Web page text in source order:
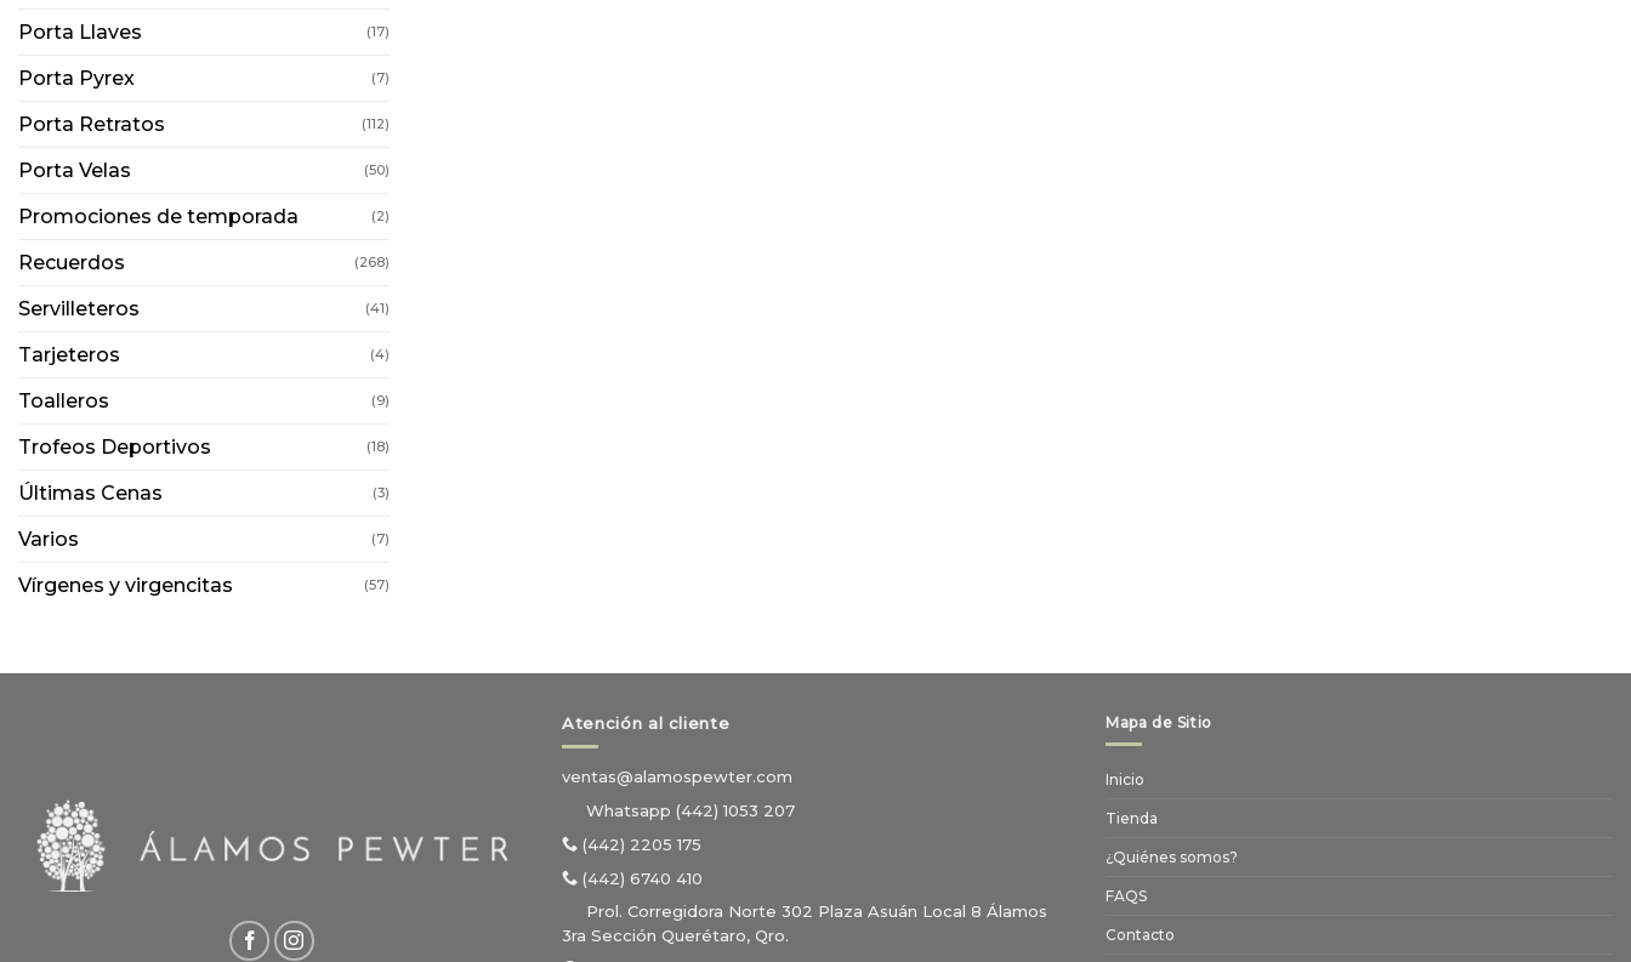
Porta Llaves (17)
Porta Pyrex (7)
Porta Retratos (112)
Porta Velas (50)
Promociones de temporada (2)
Recuerdos (268)
Servilleteros (41)
Tarjeteros (4)
Toalleros (9)
Trofeos Deportivos (18)
Últimas Cenas (3)
Varios (7)
Vírgenes y virgencitas (57)
Atención al cliente
ventas@alamospewter.com
Whatsapp (442) 1053 207
(442) 2205 175
(442) 6740 410
Prol. Corregidora Norte 302 Plaza Asuán Local 8 Álamos
3ra Sección Querétaro, Qro.
Mapa de Sitio
Inicio
Tienda
¿Quiénes somos?
FAQS
Contacto